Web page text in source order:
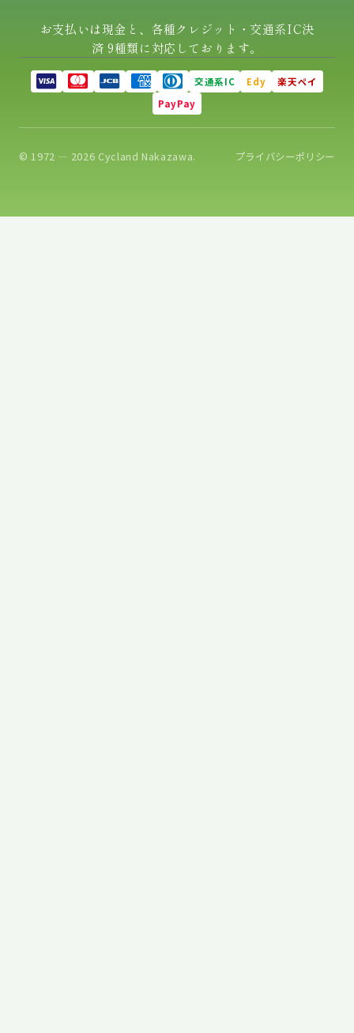
お支払いは現金と、各種クレジット・交通系IC決
済 9種類に対応しております。
交通系IC Edy
楽天ペイ
PayPay
© 1972 — 2026 Cycland Nakazawa. プライバシーポリシー